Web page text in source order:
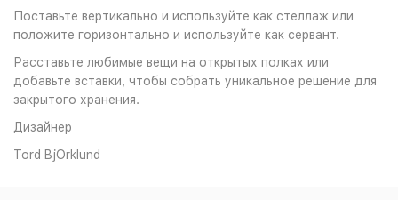
Поставьте вертикально и используйте как стеллаж или
положите горизонтально и используйте как сервант.
Расставьте любимые вещи на открытых полках или
добавьте вставки, чтобы собрать уникальное решение для
закрытого хранения.
Дизайнер
Tord BjOrklund